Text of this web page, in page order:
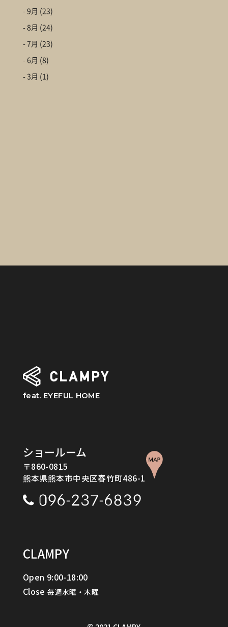
Go to CLAMPY
Contact Us / Request
- 9月 (23)
- 8月 (24)
- 7月 (23)
- 6月 (8)
- 3月 (1)
feat. EYEFUL HOME
ショールーム
〒860-0815
熊本県熊本市中央区春竹町486-1
CLAMPY
Open 9:00-18:00
Close毎週水曜・木曜